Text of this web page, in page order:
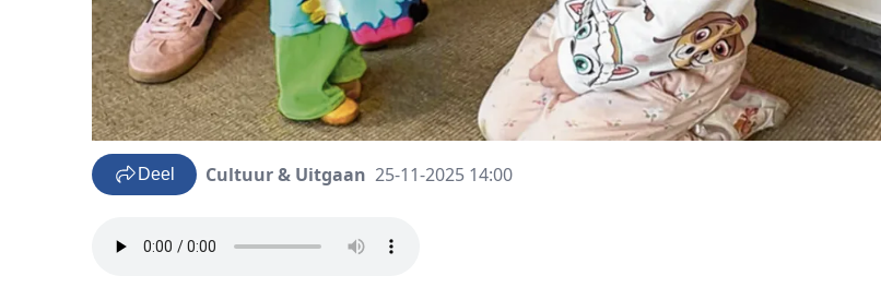
Deel Cultuur & Uitgaan 25-11-2025 14:00